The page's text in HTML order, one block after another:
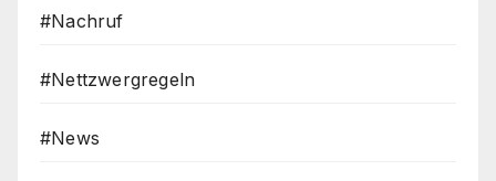
#Nachruf
#Nettzwergregeln
#News